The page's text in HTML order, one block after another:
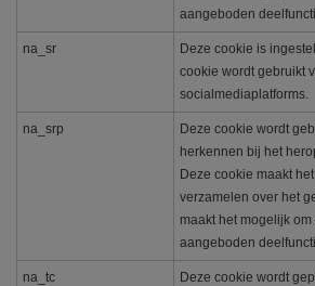
aangeboden
na_sr
Deze cookie is
cookie wordt gebruikt
socialmediaplatforms.
na_srp
Deze cookie wordt
herkennen bij het
Deze cookie maakt
verzamelen over het
maakt het mogelijk
aangeboden
na_tc
Deze cookie wordt